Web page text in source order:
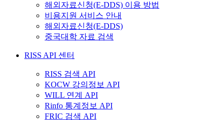
해외자료신청(E-DDS) 이용 방법
비용지원 서비스 안내
해외자료신청(E-DDS)
중국대학 자료 검색
RISS API 센터
RISS 검색 API
KOCW 강의정보 API
WILL 연계 API
Rinfo 통계정보 API
FRIC 검색 API